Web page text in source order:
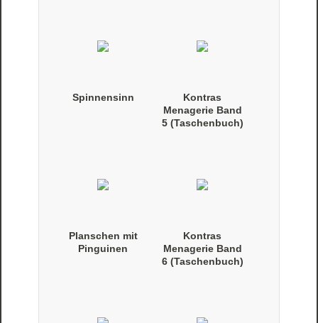
Spinnensinn
Kontras
Menagerie Band
5 (Taschenbuch)
Planschen mit
Pinguinen
Kontras
Menagerie Band
6 (Taschenbuch)